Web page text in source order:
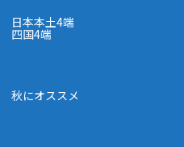
日本本土4端
四国4端
秋にオススメ